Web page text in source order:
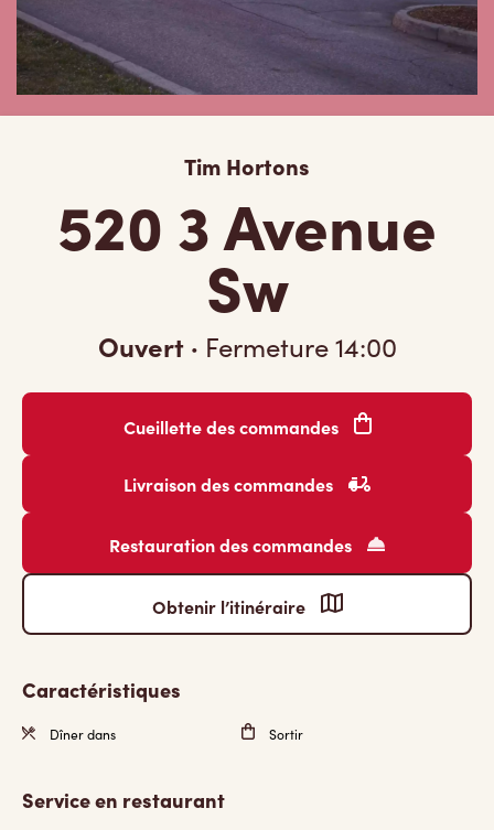
Tim Hortons
520 3 Avenue
Sw
Ouvert · Fermeture14:00
Cueillette des commandes
Livraison des commandes
Restauration des commandes
Obtenir l’itinéraire
Caractéristiques
Dîner dans Sortir
Service en restaurant